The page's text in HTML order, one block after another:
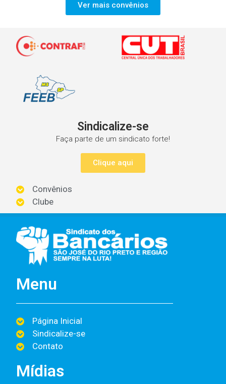
Ver mais convênios
Sindicalize-se
Faça parte de um sindicato forte!
Clique aqui
Convênios
Clube
Menu
Página Inicial
Sindicalize-se
Contato
Mídias